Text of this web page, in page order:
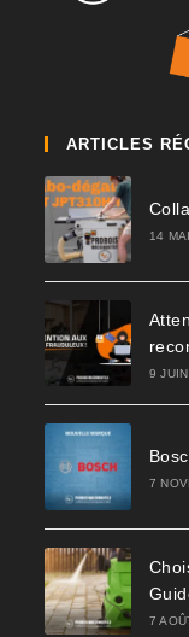
ARTICLES
14
9
7
7